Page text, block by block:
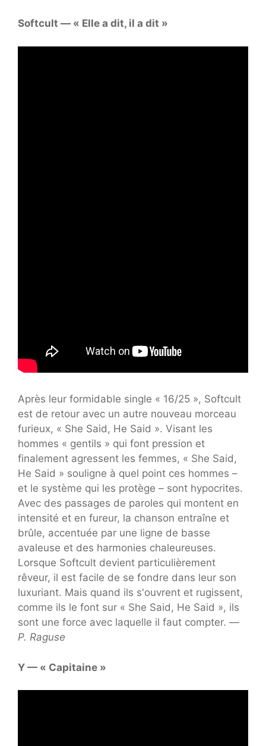
Softcult — « Elle a dit, il a dit »
Après leur formidable single « 16/25 », Softcult
est de retour avec un autre nouveau morceau
furieux, « She Said, He Said ». Visant les
hommes « gentils » qui font pression et
finalement agressent les femmes, « She Said,
He Said » souligne à quel point ces hommes –
et le système qui les protège – sont hypocrites.
Avec des passages de paroles qui montent en
intensité et en fureur, la chanson entraîne et
brûle, accentuée par une ligne de basse
avaleuse et des harmonies chaleureuses.
Lorsque Softcult devient particulièrement
rêveur, il est facile de se fondre dans leur son
luxuriant. Mais quand ils s'ouvrent et rugissent,
comme ils le font sur « She Said, He Said », ils
sont une force avec laquelle il faut compter. —
P. Raguse
Y — « Capitaine »